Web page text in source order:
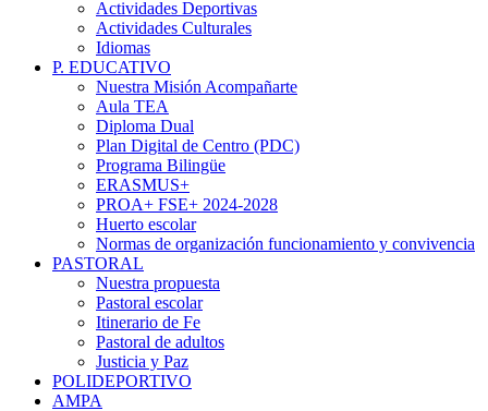
Actividades Deportivas
Actividades Culturales
Idiomas
P. EDUCATIVO
Nuestra Misión Acompañarte
Aula TEA
Diploma Dual
Plan Digital de Centro (PDC)
Programa Bilingüe
ERASMUS+
PROA+ FSE+ 2024-2028
Huerto escolar
Normas de organización funcionamiento y convivencia
PASTORAL
Nuestra propuesta
Pastoral escolar
Itinerario de Fe
Pastoral de adultos
Justicia y Paz
POLIDEPORTIVO
AMPA